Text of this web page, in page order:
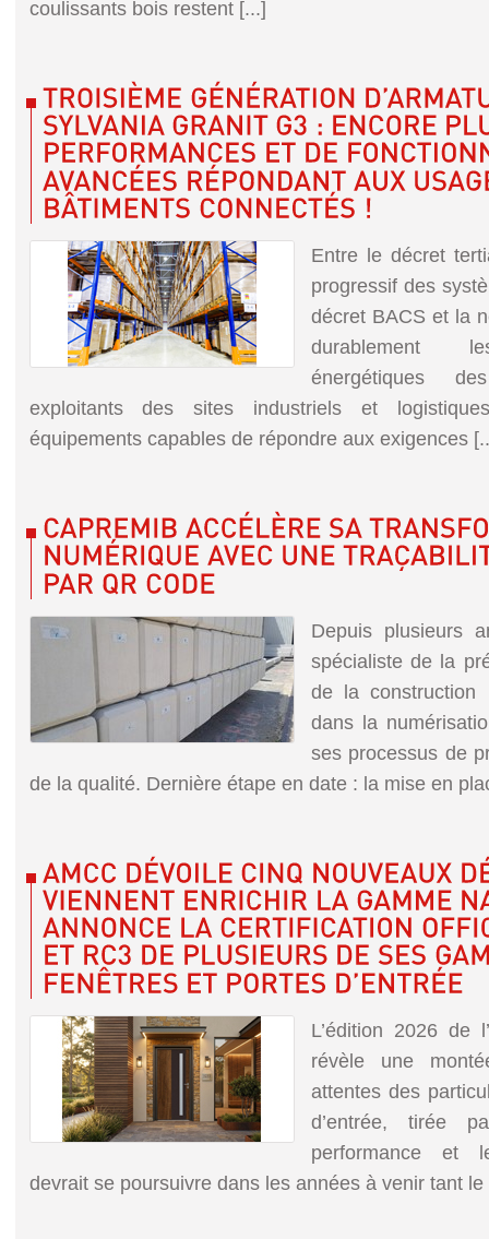
coulissants bois restent [...]
Entre le décret
progressif des
décret BACS et la
durablement
énergétiques
exploitants des sites industriels et
équipements capables de répondre aux exigences
Depuis plusieurs
spécialiste de la
de la construction
dans la
ses processus de
de la qualité. Dernière étape en date : la mise en
L’édition 2026 de
révèle une
attentes des
d’entrée, tirée
performance et
devrait se poursuivre dans les années à venir tant le